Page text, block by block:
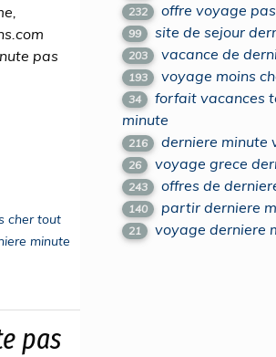
pas
cher tout
minute
pas
232 offre voyage
99 site de sejour
203 vacance de
193 voyage moins
34
forfait vacances
minute
216 derniere minute
26 voyage grece
243 offres de
140 partir derniere
21 voyage derniere